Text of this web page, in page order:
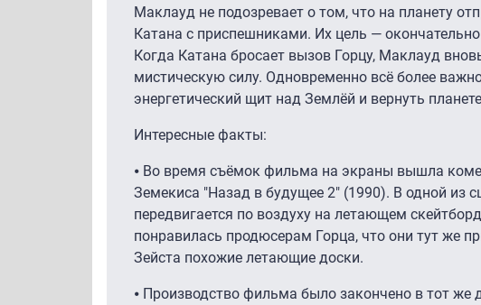
Маклауд не подозревает о том, что на планету
Катана с приспешниками. Их цель —
Когда Катана бросает вызов Горцу, Маклауд
мистическую силу. Одновременно всё более
энергетический щит над Землёй и вернуть
Интересные факты:
⦁ Во время съёмок фильма на экраны вышла
Земекиса "Назад в будущее 2" (1990). В одной из
передвигается по воздуху на летающем
понравилась продюсерам Горца, что они тут же
Зейста похожие летающие доски.
⦁ Производство фильма было закончено в тот же